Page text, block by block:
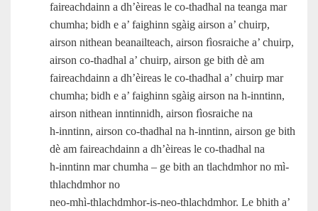
faireachdainn a dh’èireas le co-thadhal na teanga mar
chumha; bidh e a’ faighinn sgàig airson a’ chuirp,
airson nithean beanailteach, airson fìosraiche a’ chuirp,
airson co-thadhal a’ chuirp, airson ge bith dè am
faireachdainn a dh’èireas le co-thadhal a’ chuirp mar
chumha; bidh e a’ faighinn sgàig airson na h‑inntinn,
airson nithean inntinnidh, airson fìosraiche na
h‑inntinn, airson co-thadhal na h‑inntinn, airson ge bith
dè am faireachdainn a dh’èireas le co-thadhal na
h‑inntinn mar chumha – ge bith an tlachdmhor no mì-
thlachdmhor no
neo‑mhì‑thlachdmhor‑is‑neo‑thlachdmhor. Le bhith a’